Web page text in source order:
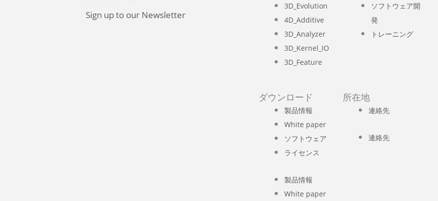
Sign up to our Newsletter
3D_Evolution
4D_Additive
3D_Analyzer
3D_Kernel_IO
3D_Feature
ソフトウェア開
発
トレーニング
ダウンロード
製品情報
White paper
ソフトウェア
ライセンス
製品情報
White paper
所在地
連絡先
連絡先